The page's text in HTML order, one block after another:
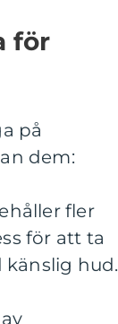
för
på
dem:
fler
för att ta
hud.